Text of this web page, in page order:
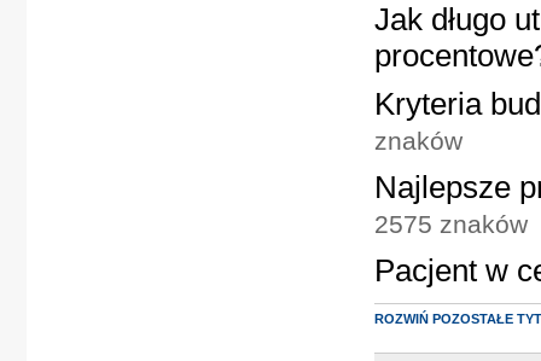
Jak długo
Kryteria
znaków
Najlepsze
2575 znaków
Pacjent w
ROZWIŃ POZOSTAŁE